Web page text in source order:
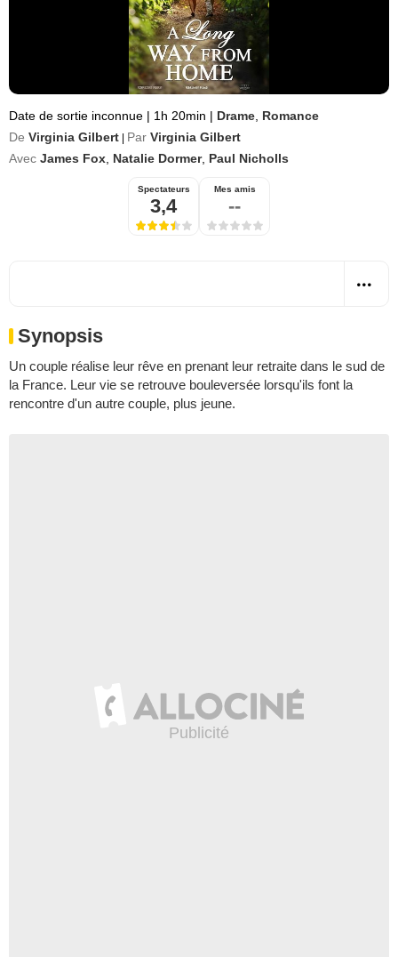
Date de sortie inconnue | 1h 20min | Drame Romance
De Virginia Gilbert Par Virginia Gilbert
Avec James Fox Natalie Dormer, Paul Nicholls
Spectateurs
3,4
Mes amis
--
Synopsis
Un couple réalise leur rêve en prenant leur retraite dans le sud de
la France. Leur vie se retrouve bouleversée lorsqu'ils font la
rencontre d'un autre couple, plus jeune.